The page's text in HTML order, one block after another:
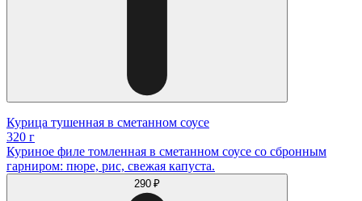
Курица тушенная в сметанном соусе
320 г
Куриное филе томленная в сметанном соусе со сбронным
гарниром: пюре, рис, свежая капуста.
290 ₽